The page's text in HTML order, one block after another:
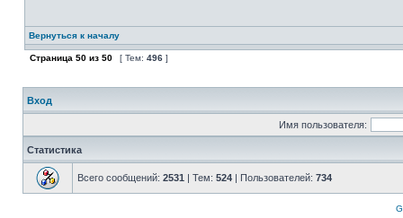
Вернуться к началу
Страница 50 из 50 [ Тем: 496 ]
Вход
Имя пользователя:
Статистика
Всего сообщений: 2531 | Тем: 524 | Пользователей: 734